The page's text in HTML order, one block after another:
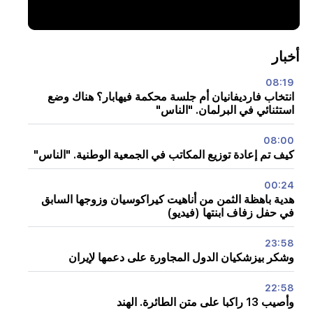
أخبار
08:19
انتخاب فارديفانيان أم جلسة محكمة فيهابار؟ هناك وضع
استثنائي في البرلمان. "الناس"
08:00
كيف تم إعادة توزيع المكاتب في الجمعية الوطنية. "الناس"
00:24
هدية باهظة الثمن من أناهيت كيراكوسيان وزوجها السابق
في حفل زفاف ابنتها (فيديو)
23:58
وشكر بيزشكيان الدول المجاورة على دعمها لإيران
22:58
وأصيب 13 راكبا على متن الطائرة. الهند